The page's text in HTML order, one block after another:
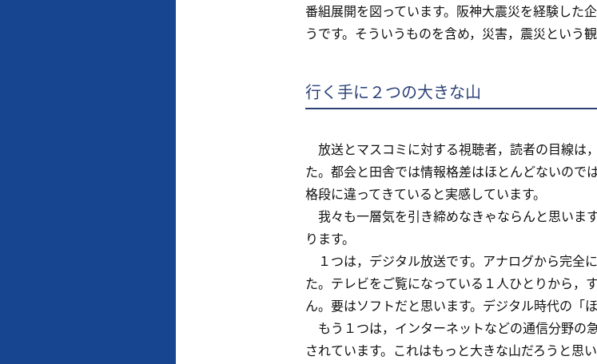
番組展開を図っています。阪神大震災を経験した
うです。そういうものを含め，災害，震災という
行く手に２つの大きな山
放送とマスコミに対する視聴者，読者の目線は
た。都会と田舎では情報格差はほとんどないので
格段に違ってきていると実感しています。
我々も一層気を引き締めなきゃならんと思いま
ります。
１つは，デジタル放送です。アナログから完全
た。テレビをご覧になっている１人ひとりから，
ん。要はソフトだと思います。デジタル時代の「
もう１つは，インターネットなどの通信分野の
されています。これはもっと大きな山だろうと思い